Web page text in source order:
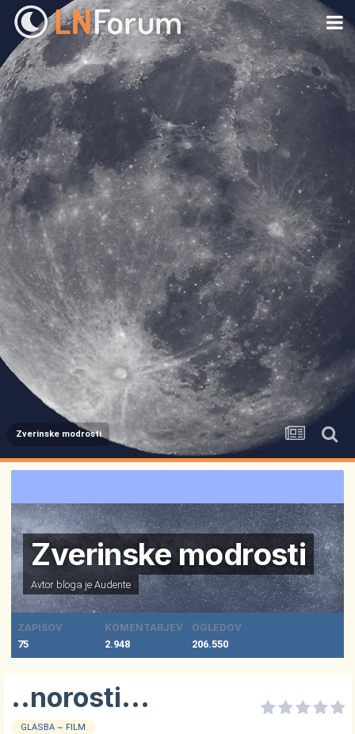
Zverinske modrosti
Zverinske modrosti
Avtor bloga jeAudente
ZAPISOV
75
KOMENTARJEV
2.948
OGLEDOV
206.550
..norosti...
GLASBA ~ FILM